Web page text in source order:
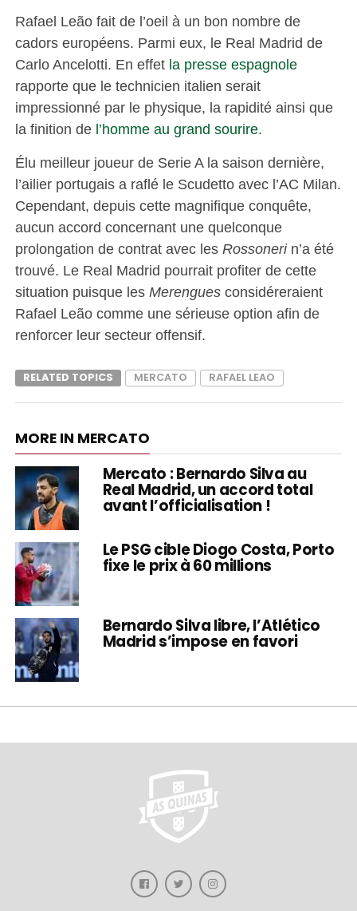
Rafael Leão fait de l’oeil à un bon nombre de
cadors européens. Parmi eux, le Real Madrid de
Carlo Ancelotti. En effet la presse espagnole
rapporte que le technicien italien serait
impressionné par le physique, la rapidité ainsi que
la finition de l’homme au grand sourire.
Élu meilleur joueur de Serie A la saison dernière,
l’ailier portugais a raflé le Scudetto avec l’AC Milan.
Cependant, depuis cette magnifique conquête,
aucun accord concernant une quelconque
prolongation de contrat avec les Rossonerin’a été
trouvé. Le Real Madrid pourrait profiter de cette
situation puisque les Merengues considéreraient
Rafael Leão comme une sérieuse option afin de
renforcer leur secteur offensif.
RELATED TOPICS MERCATO RAFAEL LEAO
MORE IN MERCATO
Mercato : Bernardo Silva au
Real Madrid, un accord total
avant l’officialisation !
Le PSG cible Diogo Costa, Porto
fixe le prix à 60 millions
Bernardo Silva libre, l’Atlético
Madrid s’impose en favori